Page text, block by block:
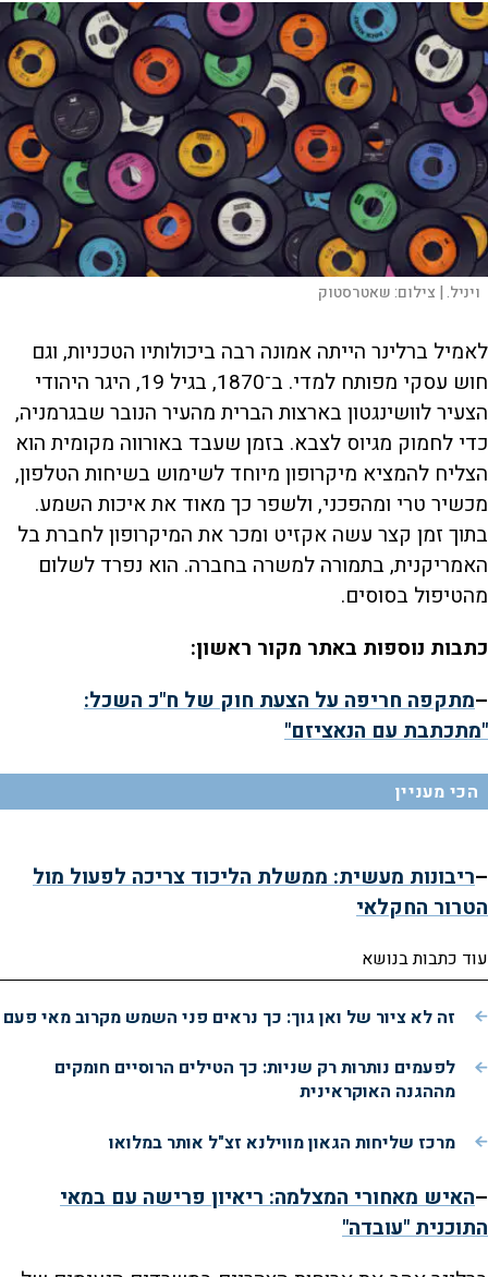
ויניל. | צילום:שאטרסטוק
לאמיל ברלינר הייתה אמונה רבה ביכולותיו הטכניות, וגם
חוש עסקי מפותח למדי. ב־1870, בגיל 19, היגר היהודי
הצעיר לוושינגטון בארצות הברית מהעיר הנובר שבגרמניה,
כדי לחמוק מגיוס לצבא. בזמן שעבד באורווה מקומית הוא
הצליח להמציא מיקרופון מיוחד לשימוש בשיחות הטלפון,
מכשיר טרי ומהפכני, ולשפר כך מאוד את איכות השמע.
בתוך זמן קצר עשה אקזיט ומכר את המיקרופון לחברת בל
האמריקנית, בתמורה למשרה בחברה. הוא נפרד לשלום
מהטיפול בסוסים.
כתבות נוספות באתר מקור ראשון:
–מתקפה חריפה על הצעת חוק של ח"כ השכל:
"מתכתבת עם הנאציזם"
הכי מעניין
–ריבונות מעשית: ממשלת הליכוד צריכה לפעול מול
הטרור החקלאי
עוד כתבות בנושא
זה לא ציור של ואן גוך: כך נראים פני השמש מקרוב מאי פעם
לפעמים נותרות רק שניות: כך הטילים הרוסיים חומקים
מההגנה האוקראינית
מרכז שליחות הגאון מווילנא זצ"ל אותר במלואו
–האיש מאחורי המצלמה: ריאיון פרישה עם במאי
התוכנית "עובדה"